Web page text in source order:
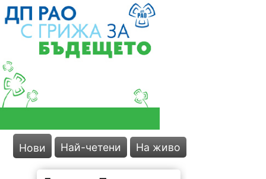
Нови Най-четени На живо
след сигнали на
граждани